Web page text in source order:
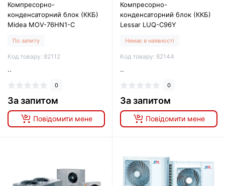
Компресорно-
конденсаторний блок (ККБ)
Midea MOV-76HN1-C
По запиту
Код товару: 82112
..
0
За запитом
Повідомити мене
Компресорно-
конденсаторний блок (ККБ)
Lessar LUQ-C96Y
Немає в наявності
Код товару: 82144
..
0
За запитом
Повідомити мене